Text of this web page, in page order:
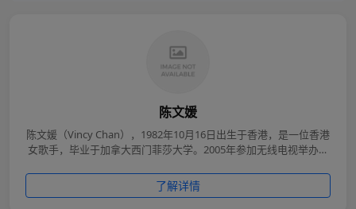
陈文媛
陈文媛（Vincy Chan），1982年10月16日出生于香港，是一位香港
女歌手，毕业于加拿大西门菲莎大学。2005年参加无线电视举办的
娱乐正式出道。陈文媛以清新的形象与细腻的唱腔受到乐迷喜爱，
代表作包括《我的天国》、《今天终于知道错》、《难得一遇》
了解详情